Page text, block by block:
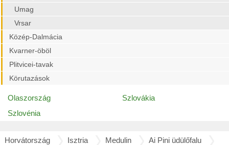
Umag
Vrsar
Közép-Dalmácia
Kvarner-öböl
Plitvicei-tavak
Körutazások
Olaszország
Szlovákia
Szlovénia
Horvátország Isztria Medulin Ai Pini üdülőfalu